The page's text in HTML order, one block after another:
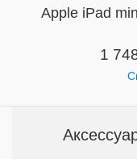
Apple iPad
1